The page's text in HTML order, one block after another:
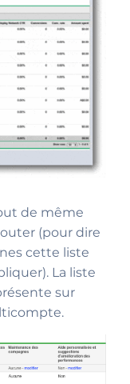
de même
(pour dire
cette liste
La liste
sur